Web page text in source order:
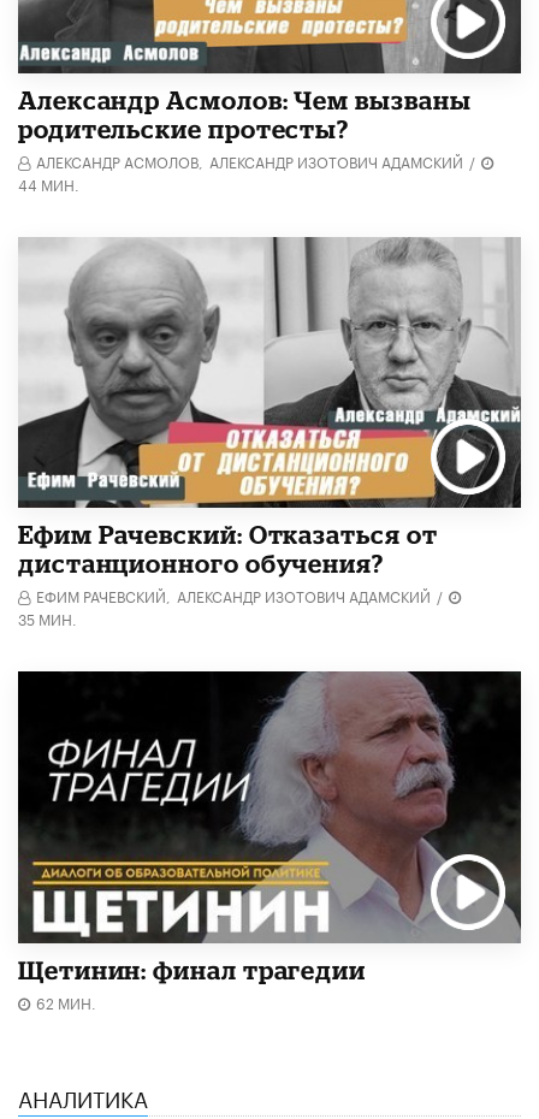
Александр Асмолов: Чем вызваны
родительские протесты?
АЛЕКСАНДР АСМОЛОВ, АЛЕКСАНДР ИЗОТОВИЧ АДАМСКИЙ /
44 МИН.
Ефим Рачевский: Отказаться от
дистанционного обучения?
ЕФИМ РАЧЕВСКИЙ, АЛЕКСАНДР ИЗОТОВИЧ АДАМСКИЙ /
35 МИН.
Щетинин: финал трагедии
62 МИН.
АНАЛИТИКА